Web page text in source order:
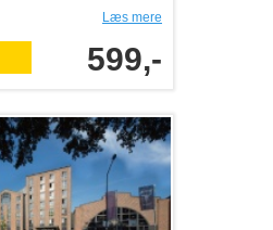
Læs mere
599,-